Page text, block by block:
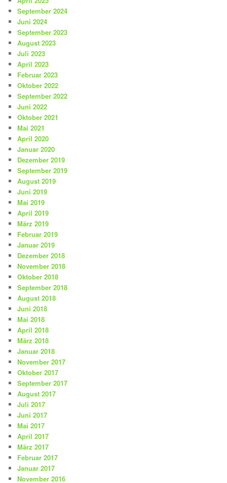
September 2024
Juni 2024
September 2023
August 2023
Juli 2023
April 2023
Februar 2023
Oktober 2022
September 2022
Juni 2022
Oktober 2021
Mai 2021
April 2020
Januar 2020
Dezember 2019
September 2019
August 2019
Juni 2019
Mai 2019
April 2019
März 2019
Februar 2019
Januar 2019
Dezember 2018
November 2018
Oktober 2018
September 2018
August 2018
Juni 2018
Mai 2018
April 2018
März 2018
Januar 2018
November 2017
Oktober 2017
September 2017
August 2017
Juli 2017
Juni 2017
Mai 2017
April 2017
März 2017
Februar 2017
Januar 2017
November 2016